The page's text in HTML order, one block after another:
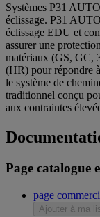
Systèmes P31
éclissage. P31
éclissage EDU et
assurer une
matériaux (GS, GC,
(HR) pour répondre
le système de
traditionnel conçu
aux contraintes
Page catalogue
page
Ajouter à ma